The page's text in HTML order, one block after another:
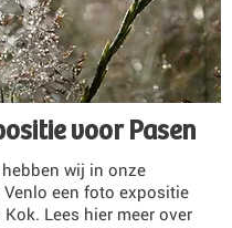
voor Pasen
wij in onze
een foto expositie
Lees hier meer over